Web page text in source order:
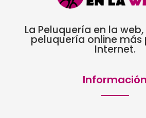
La Peluquería en la
peluquería online más
Internet.
Información